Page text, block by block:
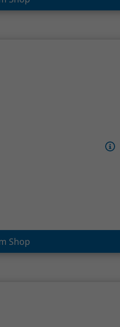
Shop